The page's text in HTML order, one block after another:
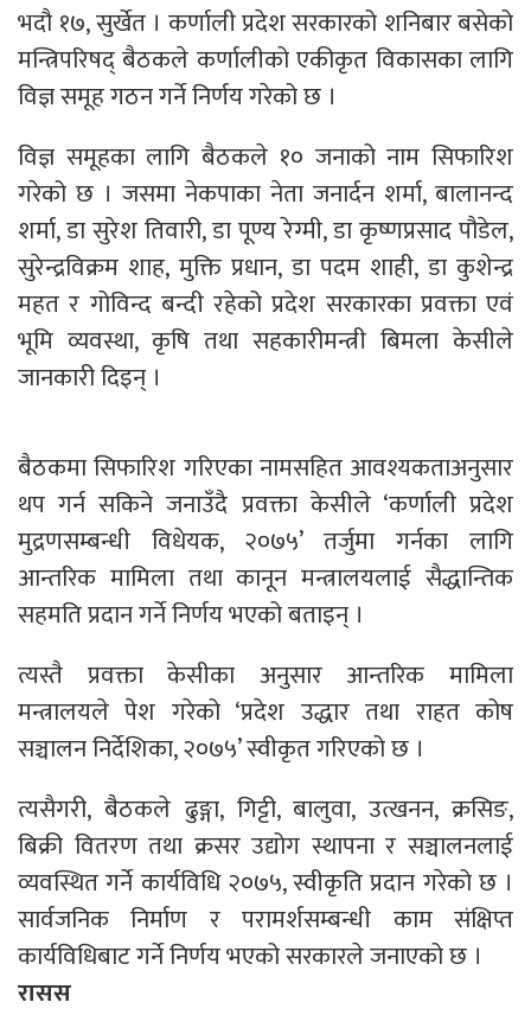
भदौ १७, सुर्खेत । कर्णाली प्रदेश सरकारको शनिबार बसेको
मन्त्रिपरिषद् बैठकले कर्णालीको एकीकृत विकासका लागि
विज्ञ समूह गठन गर्ने निर्णय गरेको छ ।
विज्ञ समूहका लागि बैठकले १० जनाको नाम सिफारिश
गरेको छ । जसमा नेकपाका नेता जनार्दन शर्मा, बालानन्द
शर्मा, डा सुरेश तिवारी, डा पूण्य रेग्मी, डा कृष्णप्रसाद पौडेल,
सुरेन्द्रविक्रम शाह, मुक्ति प्रधान, डा पदम शाही, डा कुशेन्द्र
महत र गोविन्द बन्दी रहेको प्रदेश सरकारका प्रवक्ता एवं
भूमि व्यवस्था, कृषि तथा सहकारीमन्त्री बिमला केसीले
जानकारी दिइन् ।
बैठकमा सिफारिश गरिएका नामसहित आवश्यकताअनुसार
थप गर्न सकिने जनाउँदै प्रवक्ता केसीले ‘कर्णाली प्रदेश
मुद्रणसम्बन्धी विधेयक, २०७५’ तर्जुमा गर्नका लागि
आन्तरिक मामिला तथा कानून मन्त्रालयलाई सैद्धान्तिक
सहमति प्रदान गर्ने निर्णय भएको बताइन् ।
त्यस्तै प्रवक्ता केसीका अनुसार आन्तरिक मामिला
मन्त्रालयले पेश गरेको ‘प्रदेश उद्धार तथा राहत कोष
सञ्चालन निर्देशिका, २०७५’ स्वीकृत गरिएको छ ।
त्यसैगरी, बैठकले ढुङ्गा, गिट्टी, बालुवा, उत्खनन, क्रसिङ,
बिक्री वितरण तथा क्रसर उद्योग स्थापना र सञ्चालनलाई
व्यवस्थित गर्ने कार्यविधि २०७५, स्वीकृति प्रदान गरेको छ ।
सार्वजनिक निर्माण र परामर्शसम्बन्धी काम संक्षिप्त
कार्यविधिबाट गर्ने निर्णय भएको सरकारले जनाएको छ ।
रासस